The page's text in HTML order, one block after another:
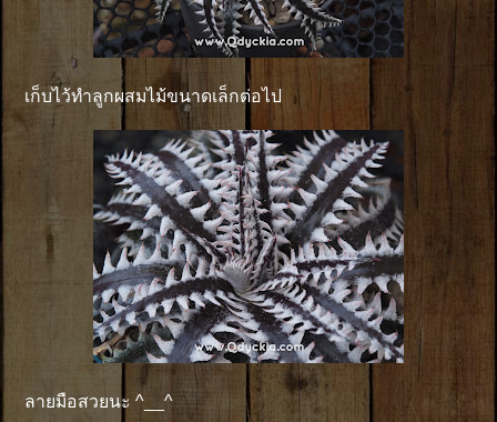
เก็บไว้ทำลูกผสมไม้ขนาดเล็กต่อไป
ลายมือสวยนะ ^__^